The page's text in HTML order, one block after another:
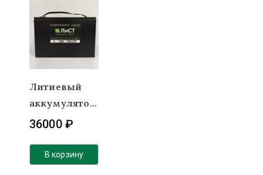
Литиевый
аккумулятор
(LiFePO4) 12В
(Металличек
сий корпус)
36000 ₽
В корзину